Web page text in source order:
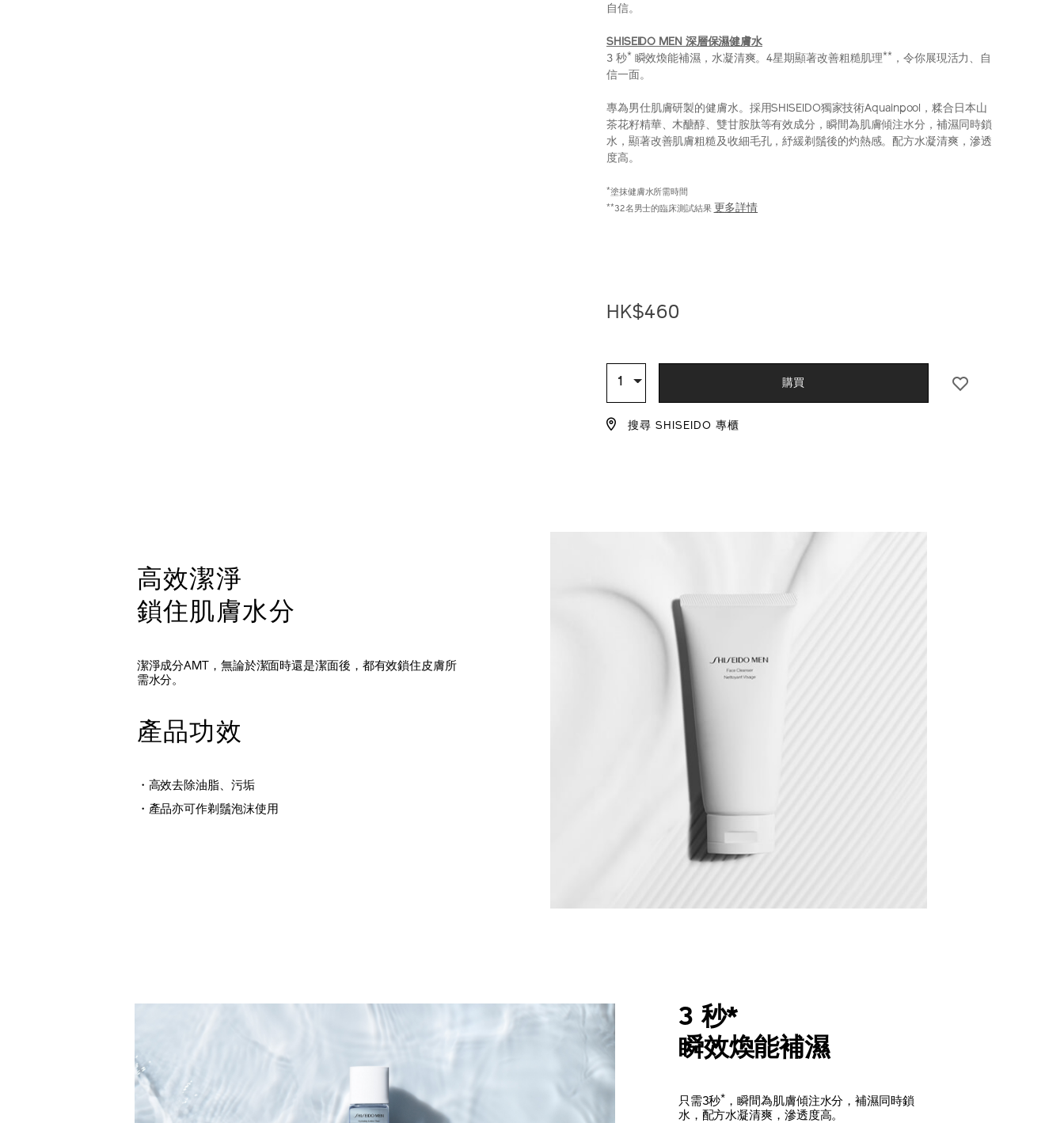
自信。
SHISEIDO MEN 深層保濕健膚水
3 秒* 瞬效煥能補濕，水凝清爽。4星期顯著改善粗糙肌理**
，令你展現活力、自
信一面。
專為男仕肌膚研製的健膚水。採用SHISEIDO獨家技術Aquainpool，糅合日本山
茶花籽精華、木醣醇、雙甘胺肽等有效成分，瞬間為肌膚傾注水分，補濕同時鎖
水，顯著改善肌膚粗糙及收細毛孔，紓緩剃鬚後的灼熱感。配方水凝清爽，滲透
度高。
* 塗抹健膚水所需時間
**32名男士的臨床測試結果 更多詳情
%28%E7%B8%BD%E5%80%BC-
HK$460
TO
CART
ACTIONS
數
量
1 購買
搜尋 SHISEIDO 專櫃
高效潔淨
鎖住肌膚水分
潔淨成分AMT，無論於潔面時還是潔面後，都有效鎖住皮膚所
需水分。
產品功效
・高效去除油脂、污垢
・產品亦可作剃鬚泡沫使用
3 秒*
瞬效煥能補濕
只需3秒* ，瞬間為肌膚傾注水分，補濕同時鎖
水，配方水凝清爽，滲透度高。